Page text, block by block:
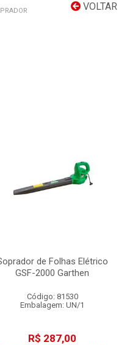
VOLTAR
de Folhas Elétrico
GSF-2000 Garthen
Código: 81530
Embalagem: UN/1
R$ 287,00